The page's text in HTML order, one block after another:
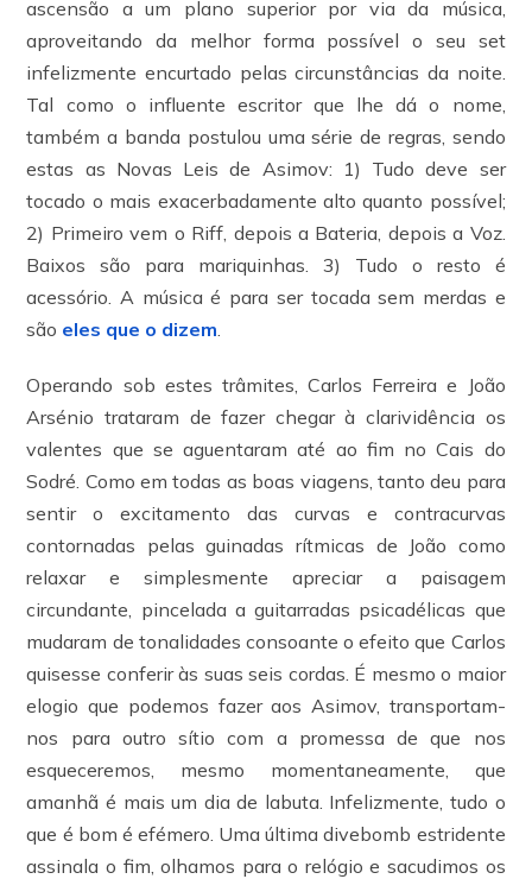
ascensão a um plano superior por via da música,
aproveitando da melhor forma possível o seu set
infelizmente encurtado pelas circunstâncias da noite.
Tal como o influente escritor que lhe dá o nome,
também a banda postulou uma série de regras, sendo
estas as Novas Leis de Asimov: 1) Tudo deve ser
tocado o mais exacerbadamente alto quanto possível;
2) Primeiro vem o Riff, depois a Bateria, depois a Voz.
Baixos são para mariquinhas. 3) Tudo o resto é
acessório. A música é para ser tocada sem merdas e
são eles que o dizem
Operando sob estes trâmites, Carlos Ferreira e João
Arsénio trataram de fazer chegar à clarividência os
valentes que se aguentaram até ao fim no Cais do
Sodré. Como em todas as boas viagens, tanto deu para
sentir o excitamento das curvas e contracurvas
contornadas pelas guinadas rítmicas de João como
relaxar e simplesmente apreciar a paisagem
circundante, pincelada a guitarradas psicadélicas que
mudaram de tonalidades consoante o efeito que Carlos
quisesse conferir às suas seis cordas. É mesmo o maior
elogio que podemos fazer aos Asimov, transportam-
nos para outro sítio com a promessa de que nos
esqueceremos, mesmo momentaneamente, que
amanhã é mais um dia de labuta. Infelizmente, tudo o
que é bom é efémero. Uma última divebomb estridente
assinala o fim, olhamos para o relógio e sacudimos os